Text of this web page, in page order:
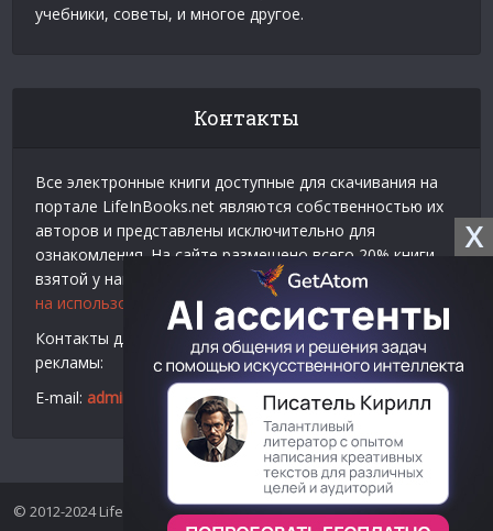
X
учебники, советы, и многое другое.
Контакты
Все электронные книги доступные для скачивания на
портале LifeInBooks.net являются собственностью их
авторов и представлены исключительно для
ознакомления. На сайте размещено всего 20% книги
взятой у нашего партнера
Официальное разрешение
на использование материалов Litres .
Контакты для связи по вопросам авторского права и
рекламы:
E-mail: admin@lifeinbooks.net
© 2012-2024 LifeInBooks.net - Скачать бесплатно книги в форматах